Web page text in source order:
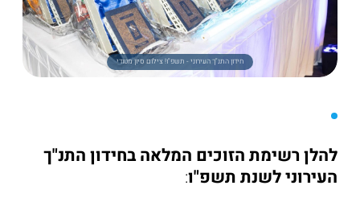
חידון התנ"ך העירוני - תשפ"ו! צילום סיון מטודי
להלן רשימת הזוכים המלאה בחידון התנ"ך
העירוני לשנת תשפ"ו: